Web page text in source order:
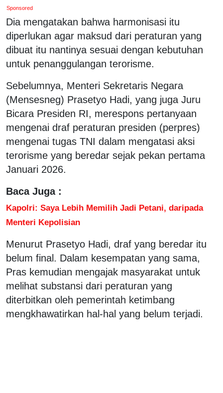
Sponsored
Dia mengatakan bahwa harmonisasi itu
diperlukan agar maksud dari peraturan yang
dibuat itu nantinya sesuai dengan kebutuhan
untuk penanggulangan terorisme.
Sebelumnya, Menteri Sekretaris Negara
(Mensesneg) Prasetyo Hadi, yang juga Juru
Bicara Presiden RI, merespons pertanyaan
mengenai draf peraturan presiden (perpres)
mengenai tugas TNI dalam mengatasi aksi
terorisme yang beredar sejak pekan pertama
Januari 2026.
Baca Juga :
Kapolri: Saya Lebih Memilih Jadi Petani, daripada
Menteri Kepolisian
Menurut Prasetyo Hadi, draf yang beredar itu
belum final. Dalam kesempatan yang sama,
Pras kemudian mengajak masyarakat untuk
melihat substansi dari peraturan yang
diterbitkan oleh pemerintah ketimbang
mengkhawatirkan hal-hal yang belum terjadi.